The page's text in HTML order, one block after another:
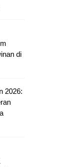
di
2026: